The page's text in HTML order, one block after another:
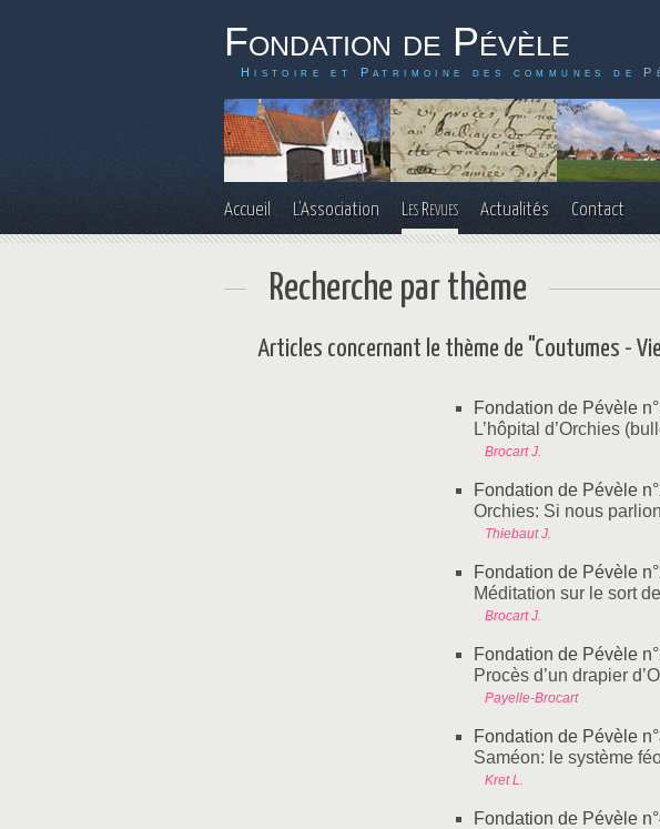
Fondation de Pévèle
Histoire et Patrimoine des communes de
Accueil L'Association Les Revues Actualités Contact
Recherche par thème
Articles concernant le thème de "Coutumes -
Fondation de Pévèle
L’hôpital d’Orchies
Brocart J.
Fondation de Pévèle
Orchies: Si nous
Thiebaut J.
Fondation de Pévèle
Méditation sur le sort
Brocart J.
Fondation de Pévèle
Procès d’un drapier
Payelle-Brocart
Fondation de Pévèle
Saméon: le système
Kret L.
Fondation de Pévèle